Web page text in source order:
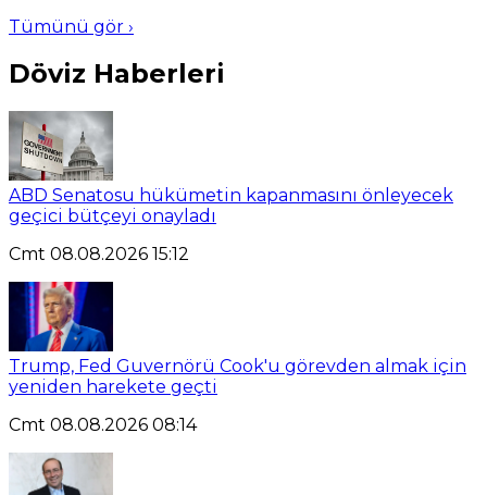
Tümünü gör ›
Döviz Haberleri
ABD Senatosu hükümetin kapanmasını önleyecek
geçici bütçeyi onayladı
Cmt 08.08.2026 15:12
Trump, Fed Guvernörü Cook'u görevden almak için
yeniden harekete geçti
Cmt 08.08.2026 08:14